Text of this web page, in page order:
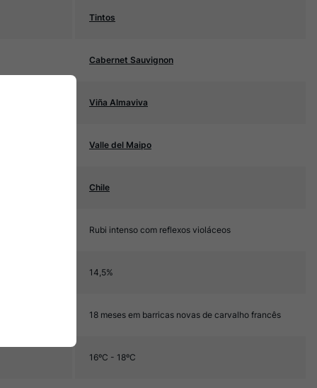
Tintos
Cabernet Sauvignon
Viña Almaviva
Valle del Maipo
Chile
Rubi intenso com reflexos violáceos
14,5%
18 meses em barricas novas de carvalho francês
16ºC - 18ºC